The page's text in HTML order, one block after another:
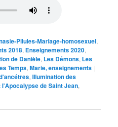
Pilules-Mariage-homosexuel,
2018, Enseignements 2020,
de Danièle, Les Démons, Les
Temps,Marie, enseignements |
,Illumination des
l'Apocalypse de Saint Jean,